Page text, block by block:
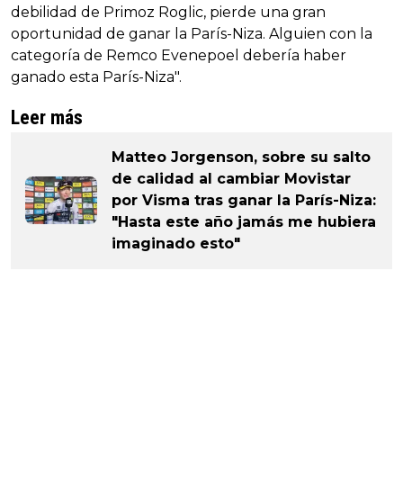
debilidad de Primoz Roglic, pierde una gran
oportunidad de ganar la París-Niza. Alguien con la
categoría de Remco Evenepoel debería haber
ganado esta París-Niza".
Leer más
Matteo Jorgenson, sobre su salto
de calidad al cambiar Movistar
por Visma tras ganar la París-Niza:
"Hasta este año jamás me hubiera
imaginado esto"